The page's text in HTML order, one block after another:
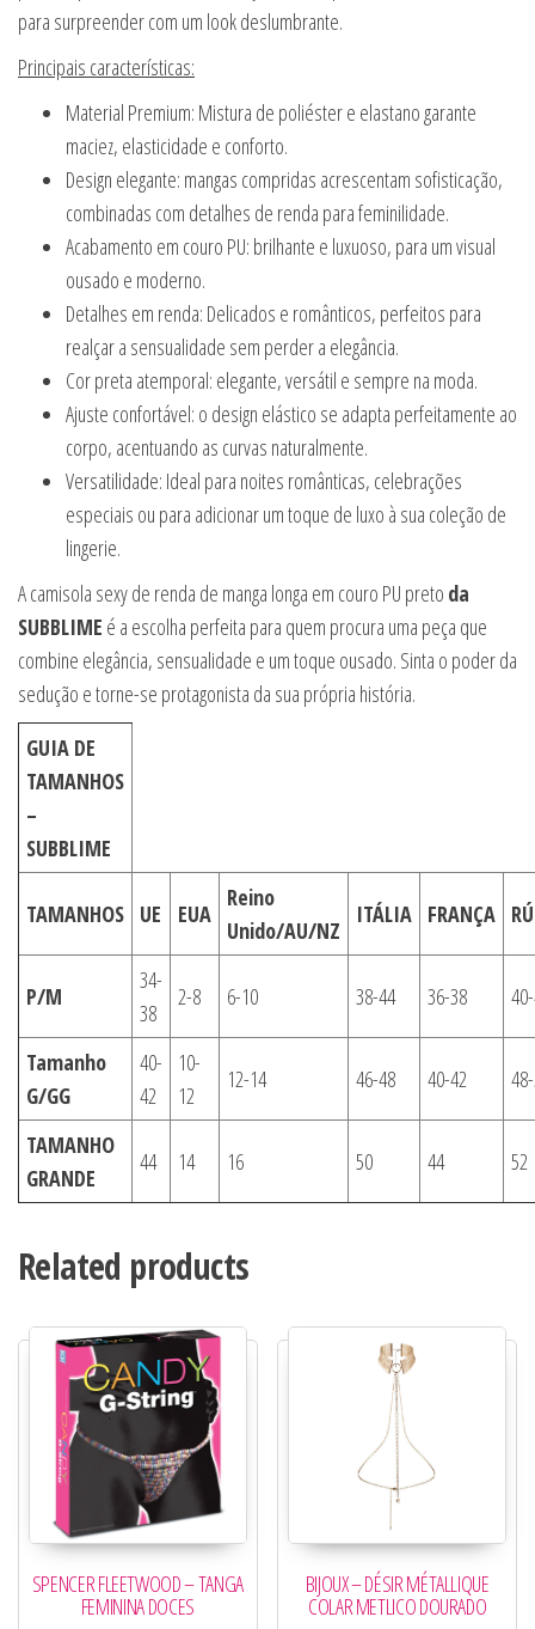
para surpreender com um look deslumbrante.
Principais características:
Material Premium: Mistura de poliéster e elastano garante
maciez, elasticidade e conforto.
Design elegante: mangas compridas acrescentam sofisticação,
combinadas com detalhes de renda para feminilidade.
Acabamento em couro PU: brilhante e luxuoso, para um visual
ousado e moderno.
Detalhes em renda: Delicados e românticos, perfeitos para
realçar a sensualidade sem perder a elegância.
Cor preta atemporal: elegante, versátil e sempre na moda.
Ajuste confortável: o design elástico se adapta perfeitamente ao
corpo, acentuando as curvas naturalmente.
Versatilidade: Ideal para noites românticas, celebrações
especiais ou para adicionar um toque de luxo à sua coleção de
lingerie.
A camisola sexy de renda de manga longa em couro PU preto da
SUBBLIME é a escolha perfeita para quem procura uma peça que
combine elegância, sensualidade e um toque ousado. Sinta o poder da
sedução e torne-se protagonista da sua própria história.
GUIA DE
TAMANHOS
–
SUBBLIME
TAMANHOS UE EUA
Reino
Unido/AU/NZ
ITÁLIA FRANÇA
P/M
34-
38
2-8 6-10 38-44 36-38
Tamanho
G/GG
40-
42
10-
12
12-14 46-48 40-42
TAMANHO
GRANDE
44 14 16 50 44 52
Related products
SPENCER FLEETWOOD – TANGA
FEMININA DOCES
BIJOUX – DÉSIR MÉTALLIQUE
COLAR METLICO DOURADO